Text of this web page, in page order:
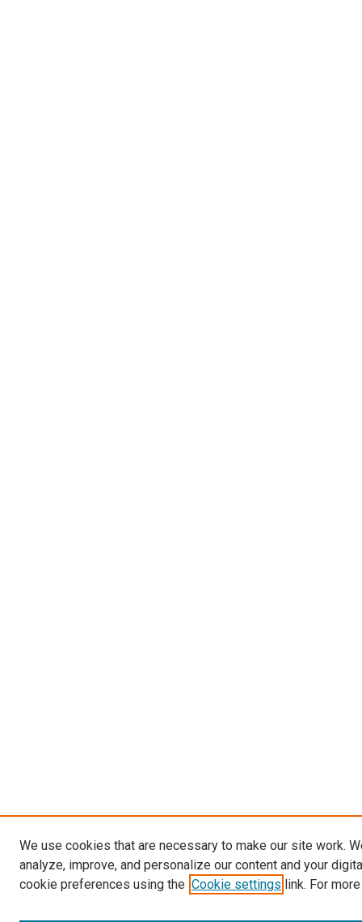
We use cookies that are necessary to make our site work.
analyze, improve, and personalize our content and your
cookie preferences using the Cookie settings link. For